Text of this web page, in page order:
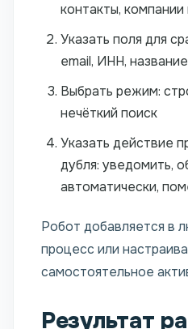
контакты, компании
Указать поля для
email, ИНН, название
Выбрать режим:
нечёткий поиск
Указать действие
дубля: уведомить,
автоматически,
Робот добавляется в
процесс или
самостоятельное
Результат